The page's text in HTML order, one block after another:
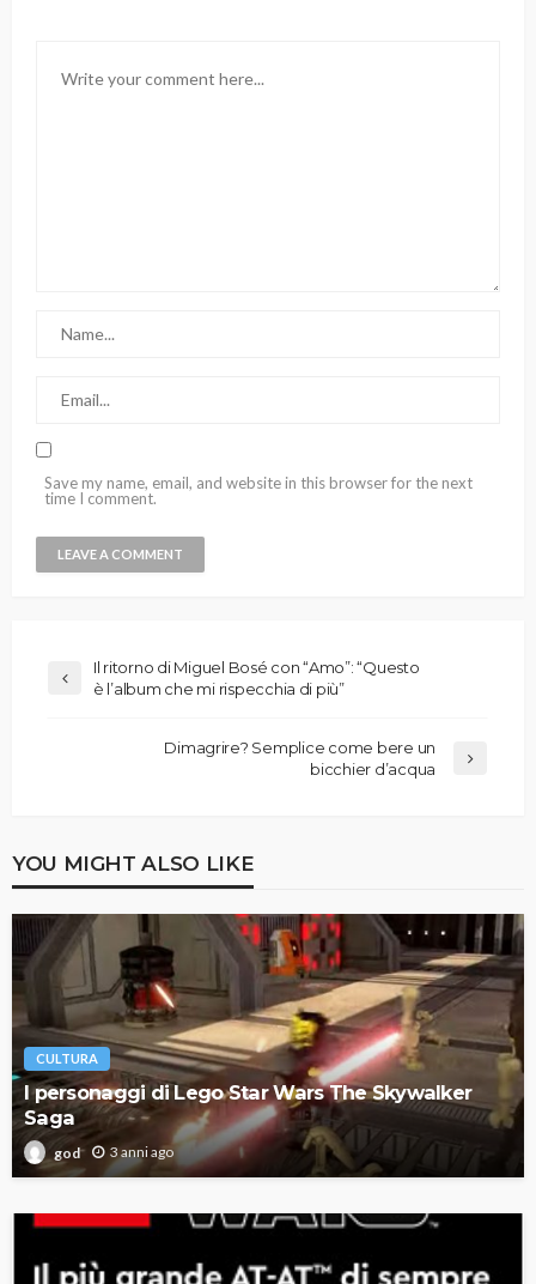
Save my name, email, and website in this browser for the next
time I comment.
Il ritorno di Miguel Bosé con “Amo”: “Questo
è l’album che mi rispecchia di più”
Dimagrire? Semplice come bere un
bicchier d’acqua
YOU MIGHT ALSO LIKE
CULTURA
I personaggi di Lego Star Wars The Skywalker
Saga
god 3 anni ago